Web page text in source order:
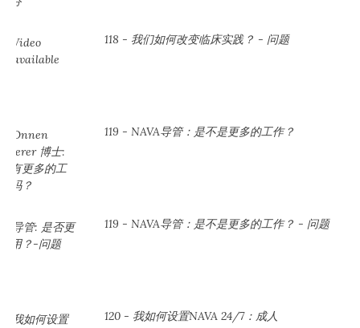
118 - 我们如何改变临床实践？ - 问题
119 - NAVA导管：是不是更多的工作？
119 - NAVA导管：是不是更多的工作？ - 问题
120 - 我如何设置NAVA 24/7：成人